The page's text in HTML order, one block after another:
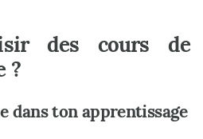
des cours de
?
dans ton apprentissage